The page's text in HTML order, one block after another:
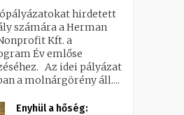
hirdetett
számára a Herman
Kft. a
Év emlőse
Az idei pályázat
a molnárgörény áll....
Enyhül a hőség: